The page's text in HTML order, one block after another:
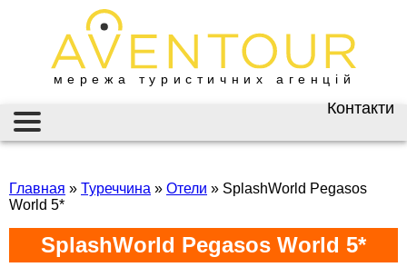
мережа туристичних агенцій
Контакти
Київ
Васильківська 34
+38 (099) 180-32-43,
+38 (093) 180-32-43
0800 33 01 80
AVENTOUR / АВЕНТУР
ІНФОРМАЦІЯ
ВІЗИ
Главная » Туреччина » Отели » SplashWorld Pegasos
World 5*
SplashWorld Pegasos World 5*